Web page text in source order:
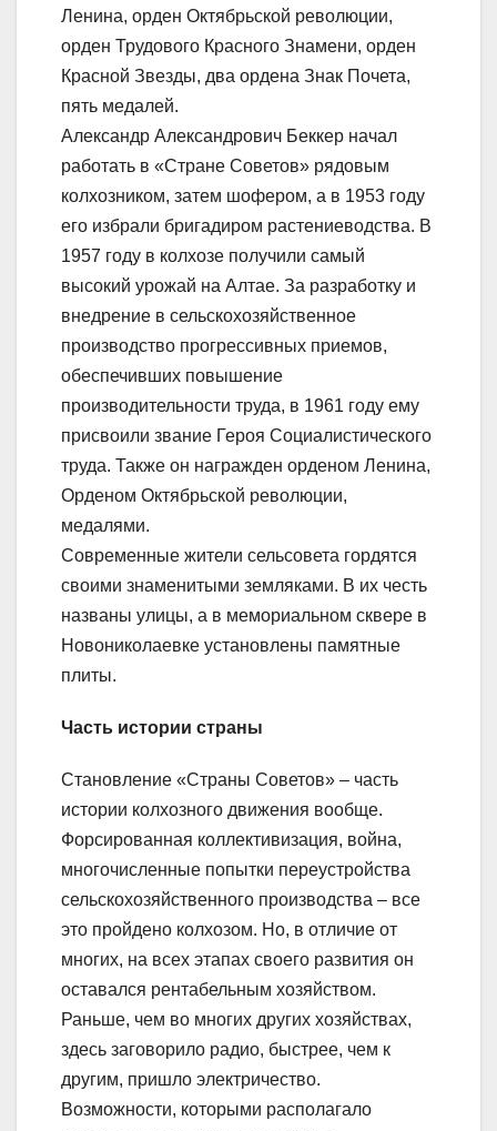
Ленина, орден Октябрьской революции,
орден Трудового Красного Знамени, орден
Красной Звезды, два ордена Знак Почета,
пять медалей.
Александр Александрович Беккер начал
работать в «Стране Советов» рядовым
колхозником, затем шофером, а в 1953 году
его избрали бригадиром растениеводства. В
1957 году в колхозе получили самый
высокий урожай на Алтае. За разработку и
внедрение в сельскохозяйственное
производство прогрессивных приемов,
обеспечивших повышение
производительности труда, в 1961 году ему
присвоили звание Героя Социалистического
труда. Также он награжден орденом Ленина,
Орденом Октябрьской революции,
медалями.
Современные жители сельсовета гордятся
своими знаменитыми земляками. В их честь
названы улицы, а в мемориальном сквере в
Новониколаевке установлены памятные
плиты.
Часть истории страны
Становление «Страны Советов» – часть
истории колхозного движения вообще.
Форсированная коллективизация, война,
многочисленные попытки переустройства
сельскохозяйственного производства – все
это пройдено колхозом. Но, в отличие от
многих, на всех этапах своего развития он
оставался рентабельным хозяйством.
Раньше, чем во многих других хозяйствах,
здесь заговорило радио, быстрее, чем к
другим, пришло электричество.
Возможности, которыми располагало